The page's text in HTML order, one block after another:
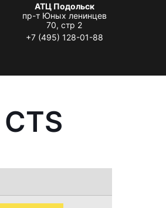
АТЦ Подольск
пр-т Юных ленинцев
70, стр 2
+7 (495) 128-01-88